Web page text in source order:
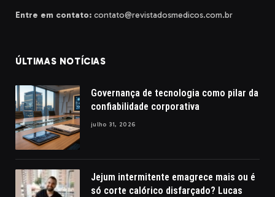
Entre em contato: contato@revistadosmedicos.com.br
ÚLTIMAS NOTÍCIAS
Governança de tecnologia como pilar da
confiabilidade corporativa
julho 31, 2026
Jejum intermitente emagrece mais ou é
só corte calórico disfarçado? Lucas